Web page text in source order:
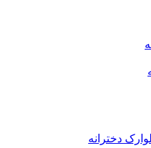
دخترانه